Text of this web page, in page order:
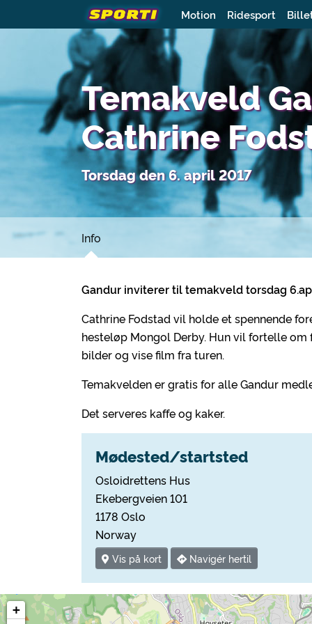
Motion Ridesport
Temakveld
Cathrine
Torsdag den 6. april 2017
Info
Gandur inviterer til temakveld torsdag
Cathrine Fodstad vil holde et spennende
hesteløp Mongol Derby. Hun vil fortelle
bilder og vise film fra turen.
Temakvelden er gratis for alle Gandur
Det serveres kaffe og kaker.
Mødested/startsted
Osloidrettens Hus
Ekebergveien 101
1178 Oslo
Norway
Vis på kort Navigér hertil
+